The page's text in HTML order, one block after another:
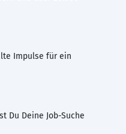
Impulse für ein
Du Deine Job-Suche